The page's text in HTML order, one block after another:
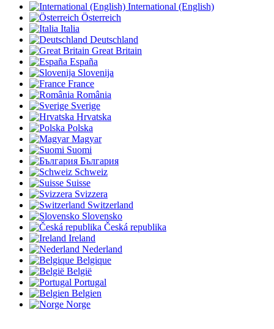
International (English)
Österreich
Italia
Deutschland
Great Britain
España
Slovenija
France
România
Sverige
Hrvatska
Polska
Magyar
Suomi
България
Schweiz
Suisse
Svizzera
Switzerland
Slovensko
Česká republika
Ireland
Nederland
Belgique
België
Portugal
Belgien
Norge